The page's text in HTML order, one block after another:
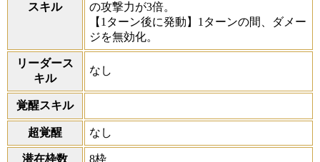
スキル
の攻撃力が3倍。
【1ターン後に発動】1ターンの間、ダメー
ジを無効化。
リーダース
キル
なし
覚醒スキル
超覚醒 なし
潜在枠数 8枠